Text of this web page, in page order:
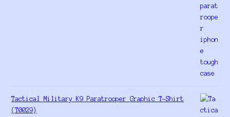
Tactical Military K9 Paratrooper Graphic T-Shirt
(T0029)